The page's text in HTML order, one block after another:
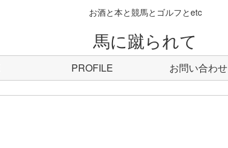
お酒と本と競馬とゴルフとetc
馬に蹴られて
PROFILE お問い合わせ